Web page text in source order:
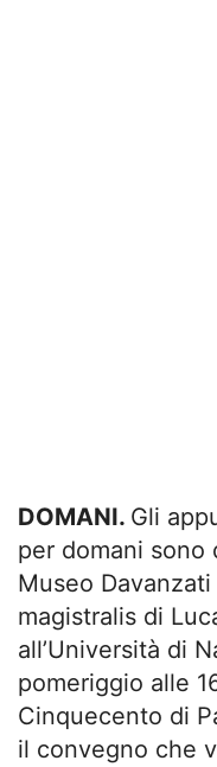
DOMANI. Gli
per domani sono
Museo
magistralis di
all’Università di
pomeriggio alle
Cinquecento di
il convegno che